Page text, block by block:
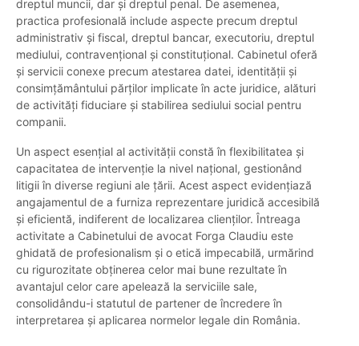
dreptul muncii, dar și dreptul penal. De asemenea,
practica profesională include aspecte precum dreptul
administrativ și fiscal, dreptul bancar, executoriu, dreptul
mediului, contravențional și constituțional. Cabinetul oferă
și servicii conexe precum atestarea datei, identității și
consimțământului părților implicate în acte juridice, alături
de activități fiduciare și stabilirea sediului social pentru
companii.
Un aspect esențial al activității constă în flexibilitatea și
capacitatea de intervenție la nivel național, gestionând
litigii în diverse regiuni ale țării. Acest aspect evidențiază
angajamentul de a furniza reprezentare juridică accesibilă
și eficientă, indiferent de localizarea clienților. Întreaga
activitate a Cabinetului de avocat Forga Claudiu este
ghidată de profesionalism și o etică impecabilă, urmărind
cu rigurozitate obținerea celor mai bune rezultate în
avantajul celor care apelează la serviciile sale,
consolidându-i statutul de partener de încredere în
interpretarea și aplicarea normelor legale din România.